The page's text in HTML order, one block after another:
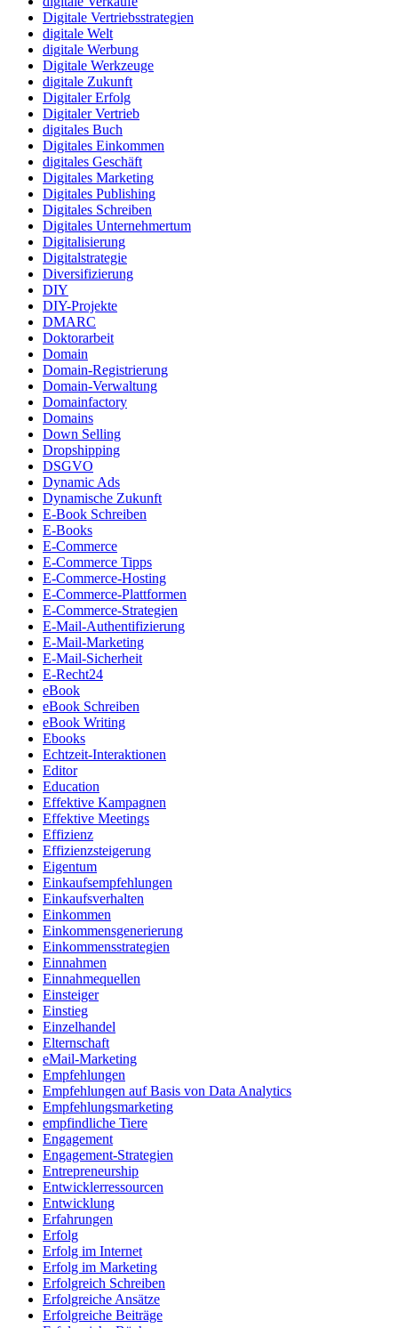
Digitale Vertriebsstrategien
digitale Welt
digitale Werbung
Digitale Werkzeuge
digitale Zukunft
Digitaler Erfolg
Digitaler Vertrieb
digitales Buch
Digitales Einkommen
digitales Geschäft
Digitales Marketing
Digitales Publishing
Digitales Schreiben
Digitales Unternehmertum
Digitalisierung
Digitalstrategie
Diversifizierung
DIY
DIY-Projekte
DMARC
Doktorarbeit
Domain
Domain-Registrierung
Domain-Verwaltung
Domainfactory
Domains
Down Selling
Dropshipping
DSGVO
Dynamic Ads
Dynamische Zukunft
E-Book Schreiben
E-Books
E-Commerce
E-Commerce Tipps
E-Commerce-Hosting
E-Commerce-Plattformen
E-Commerce-Strategien
E-Mail-Authentifizierung
E-Mail-Marketing
E-Mail-Sicherheit
E-Recht24
eBook
eBook Schreiben
eBook Writing
Ebooks
Echtzeit-Interaktionen
Editor
Education
Effektive Kampagnen
Effektive Meetings
Effizienz
Effizienzsteigerung
Eigentum
Einkaufsempfehlungen
Einkaufsverhalten
Einkommen
Einkommensgenerierung
Einkommensstrategien
Einnahmen
Einnahmequellen
Einsteiger
Einstieg
Einzelhandel
Elternschaft
eMail-Marketing
Empfehlungen
Empfehlungen auf Basis von Data Analytics
Empfehlungsmarketing
empfindliche Tiere
Engagement
Engagement-Strategien
Entrepreneurship
Entwicklerressourcen
Entwicklung
Erfahrungen
Erfolg
Erfolg im Internet
Erfolg im Marketing
Erfolgreich Schreiben
Erfolgreiche Ansätze
Erfolgreiche Beiträge